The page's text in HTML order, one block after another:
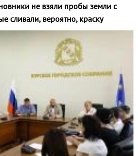
не взяли пробы земли с
сливали, вероятно, краску